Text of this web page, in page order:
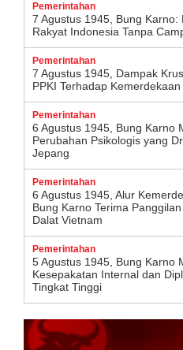
Pemerintahan
7 Agustus 1945, Bung Karno:
Rakyat Indonesia Tanpa
Pemerintahan
7 Agustus 1945, Dampak
PPKI Terhadap
Pemerintahan
6 Agustus 1945, Bung Karno
Perubahan Psikologis yang
Jepang
Pemerintahan
6 Agustus 1945, Alur
Bung Karno Terima
Dalat Vietnam
Pemerintahan
5 Agustus 1945, Bung Karno
Kesepakatan Internal dan
Tingkat Tinggi